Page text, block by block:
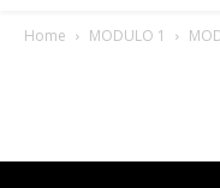
Home MODULO 1